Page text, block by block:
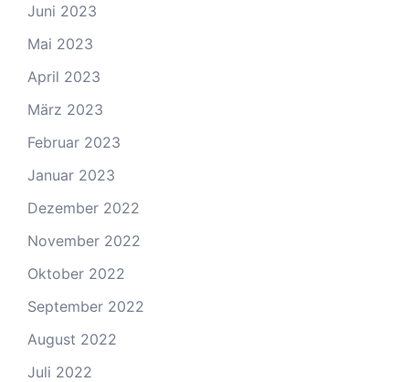
Juni 2023
Mai 2023
April 2023
März 2023
Februar 2023
Januar 2023
Dezember 2022
November 2022
Oktober 2022
September 2022
August 2022
Juli 2022